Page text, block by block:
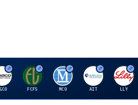
A F
FCFS
M
MCO
A
AIT
E
LLY